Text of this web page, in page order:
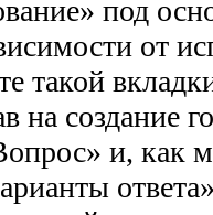
под
от
такой
на создание
и, как